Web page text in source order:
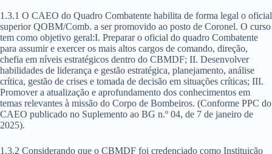
1.3.1 O CAEO do Quadro Combatente habilita de forma legal o oficial
superior QOBM/Comb. a ser promovido ao posto de Coronel. O curso
tem como objetivo geral:I. Preparar o oficial do quadro Combatente
para assumir e exercer os mais altos cargos de comando, direção,
chefia em níveis estratégicos dentro do CBMDF; II. Desenvolver
habilidades de liderança e gestão estratégica, planejamento, análise
crítica, gestão de crises e tomada de decisão em situações críticas; III.
Promover a atualização e aprofundamento dos conhecimentos em
temas relevantes à missão do Corpo de Bombeiros. (Conforme PPC do
CAEO publicado no Suplemento ao BG n.º 04, de 7 de janeiro de
2025).
1.3.2 Considerando que o CBMDF foi credenciado como Instituição